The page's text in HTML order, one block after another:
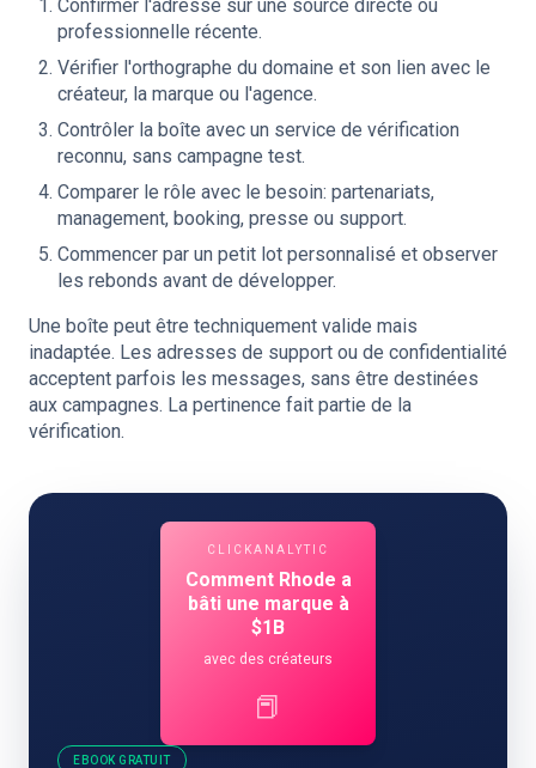
Confirmer l'adresse sur une source directe ou
professionnelle récente.
Vérifier l'orthographe du domaine et son lien avec le
créateur, la marque ou l'agence.
Contrôler la boîte avec un service de vérification
reconnu, sans campagne test.
Comparer le rôle avec le besoin: partenariats,
management, booking, presse ou support.
Commencer par un petit lot personnalisé et observer
les rebonds avant de développer.
Une boîte peut être techniquement valide mais
inadaptée. Les adresses de support ou de confidentialité
acceptent parfois les messages, sans être destinées
aux campagnes. La pertinence fait partie de la
vérification.
CLICKANALYTIC
Comment Rhode a
bâti une marque à
$1B
avec des créateurs
📕
EBOOK GRATUIT